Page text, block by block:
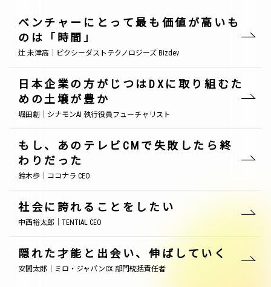
ベンチャーにとって最も価値が高いも
のは「時間」
辻 未津高｜ピクシーダストテクノロジーズ Bizdev
日本企業の方がじつはDXに取り組むた
めの土壌が豊か
堀田創｜シナモンAI 執行役員フューチャリスト
もし、あのテレビCMで失敗したら終
わりだった
鈴木歩｜ココナラ CEO
社会に誇れることをしたい
中西裕太郎｜TENTIAL CEO
隠れた才能と出会い、伸ばしていく
安間太郎｜ミロ・ジャパンCX 部門統括責任者